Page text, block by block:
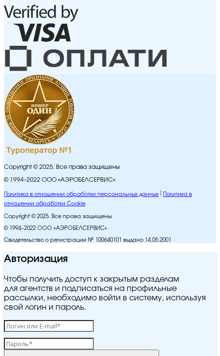
Copyright © 2025. Все права защищены
© 1994–2022 ООО «АЭРОБЕЛСЕРВИС»
Политика в отношении обработки персональных данных
Политика в
отношении обработки Cookie
Copyright © 2025. Все права защищены
© 1994–2022 ООО «АЭРОБЕЛСЕРВИС»
Свидетельство о регистрации № 100640101 выдано 14.05.2001
Авторизация
Чтобы получить доступ к закрытым разделам
для агентств и подписаться на профильные
рассылки, необходимо войти в систему, используя
свой логин и пароль.